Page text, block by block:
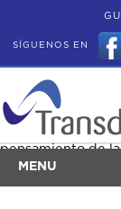
SÍGUENOS EN
MENU
pensamiento de